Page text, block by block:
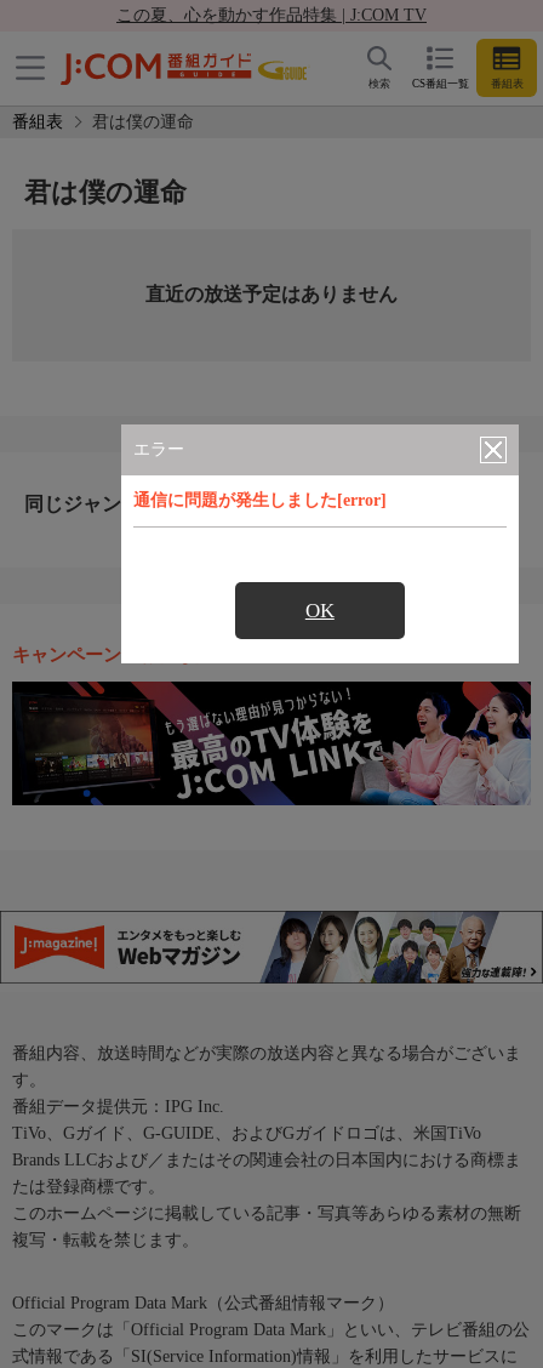
この夏、心を動かす作品特集 | J:COM TV
CS番組一覧 番組表
検索
番組表 君は僕の運命
エラー
通信に問題が発生しました[error]
OK
君は僕の運命
直近の放送予定はありません
同じジャンルのおすすめ番組
キャンペーン・お得な情報
番組内容、放送時間などが実際の放送内容と異なる場合がございま
す。
番組データ提供元：IPG Inc.
TiVo、Gガイド、G-GUIDE、およびGガイドロゴは、米国TiVo
Brands LLCおよび／またはその関連会社の日本国内における商標ま
たは登録商標です。
このホームページに掲載している記事・写真等あらゆる素材の無断
複写・転載を禁じます。
Official Program Data Mark（公式番組情報マーク）
このマークは「Official Program Data Mark」といい、テレビ番組の公
式情報である「SI(Service Information)情報」を利用したサービスに